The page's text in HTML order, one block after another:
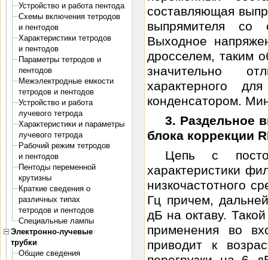
Устройство и работа пентода
Схемы включения тетродов
и пентодов
Характеристики тетродов
и пентодов
Параметры тетродов и
пентодов
Межэлектродные емкости
тетродов и пентодов
Устройство и работа
лучевого тетрода
Характеристики и параметры
лучевого тетрода
Рабочий режим тетродов
и пентодов
Пентоды переменной
крутизны
Краткие сведения о
различных типах
тетродов и пентодов
Специальные лампы
Электронно-лучевые
трубки
Общие сведения
составляющая
выпрямителя со
Выходное
дросселем, таким
значительно
характерного
конденсатором.
3. Раздельное
блока коррекции
Цепь с
характеристики
низкочастотного
Гц причем,
дБ на октаву.
применения во
приводит к